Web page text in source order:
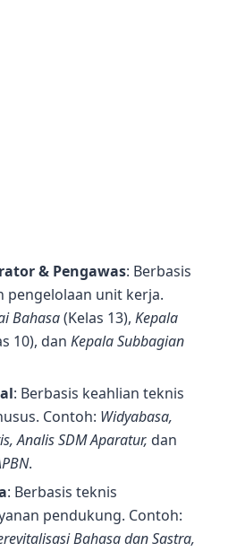
& Pengawas: Berbasis
pengelolaan unit kerja.
Bahasa(Kelas 13), Kepala
10), dan Kepala Subbagian
: Berbasis keahlian teknis
Contoh: Widyabasa,
Analis SDM Aparatur, dan
.
: Berbasis teknis
pendukung. Contoh:
Bahasa dan Sastra,